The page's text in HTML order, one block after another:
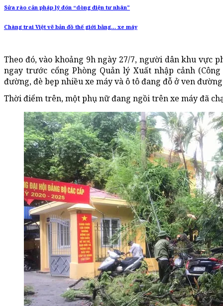
Sửa rào cản pháp lý đón “dòng điện tư nhân”
Chàng trai Việt vẽ bản đồ thế giới bằng… xe máy
Theo đó, vào khoảng 9h ngày 27/7, người dân khu vực
ngay trước cổng Phòng Quản lý Xuất nhập cảnh
đường, đè bẹp nhiều xe máy và ô tô đang đỗ ở ven
Thời điểm trên, một phụ nữ đang ngồi trên xe máy đã